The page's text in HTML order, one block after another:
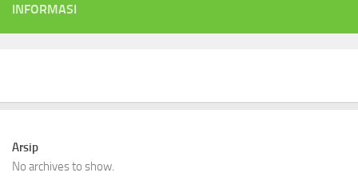
INFORMASI
Arsip
No archives to show.